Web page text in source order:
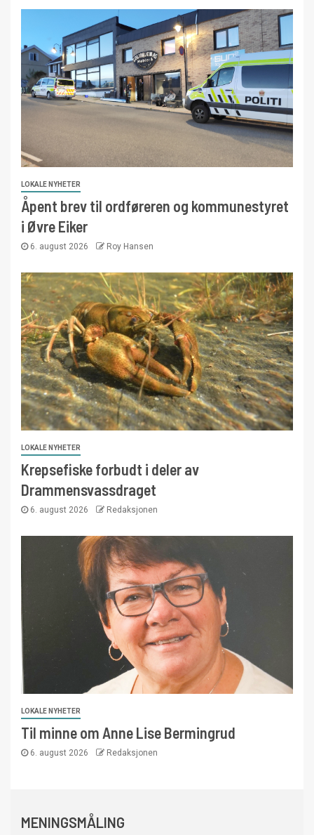
LOKALE NYHETER
Åpent brev til ordføreren og kommunestyret
i Øvre Eiker
6. august 2026 Roy Hansen
LOKALE NYHETER
Krepsefiske forbudt i deler av
Drammensvassdraget
6. august 2026 Redaksjonen
LOKALE NYHETER
Til minne om Anne Lise Bermingrud
6. august 2026 Redaksjonen
MENINGSMÅLING